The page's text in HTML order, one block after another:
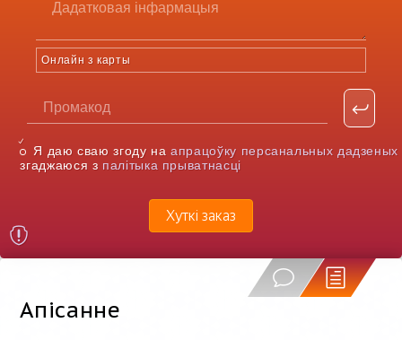
Онлайн з карты
Я даю сваю згоду наапрацоўку персанальных дадзеных
згаджаюся з палітыка прыватнасці
Хуткі заказ
Апісанне